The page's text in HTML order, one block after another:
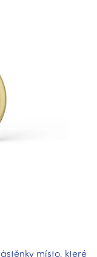
místo, které